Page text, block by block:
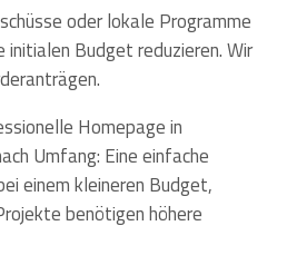
oder lokale Programme
initialen Budget reduzieren. Wir
Homepage in
Umfang: Eine einfache
einem kleineren Budget,
benötigen höhere